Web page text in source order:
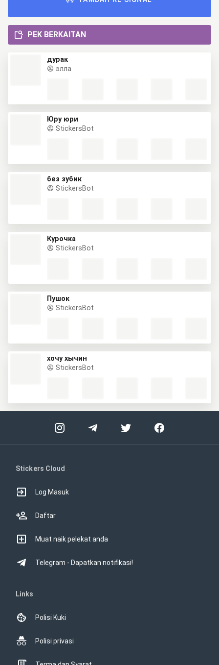
PEK BERKAITAN
дурак
элла
Юру юри
StickersBot
без зубик
StickersBot
Курочка
StickersBot
Пушок
StickersBot
хочу хычин
StickersBot
Stickers Cloud
Log Masuk
Daftar
Muat naik pelekat anda
Telegram - Dapatkan notifikasi!
Links
Polisi Kuki
Polisi privasi